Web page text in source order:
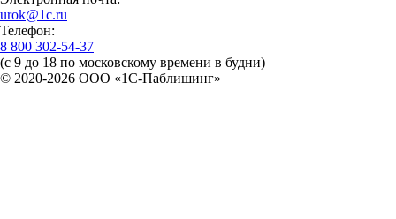
urok@1c.ru
Телефон:
8 800 302-54-37
(с 9 до 18 по московскому времени в будни)
© 2020-2026 OOO «1С-Паблишинг»